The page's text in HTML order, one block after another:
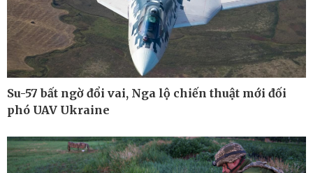
Thế giới
Quan sát
Cuộc sống đó đây
Hồ sơ
Ảnh
Video
E-Magazine
Su-57 bất ngờ đổi vai, Nga lộ chiến thuật mới đối
phó UAV Ukraine